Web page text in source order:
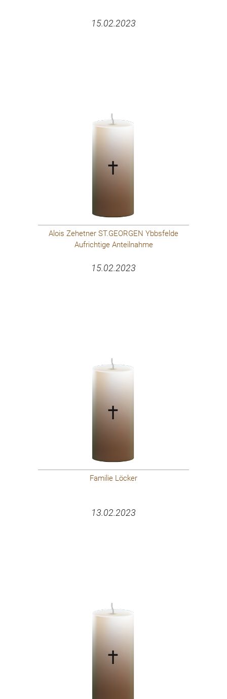
15.02.2023
Alois Zehetner ST.GEORGEN Ybbsfelde
Aufrichtige Anteilnahme
15.02.2023
Familie Löcker
13.02.2023